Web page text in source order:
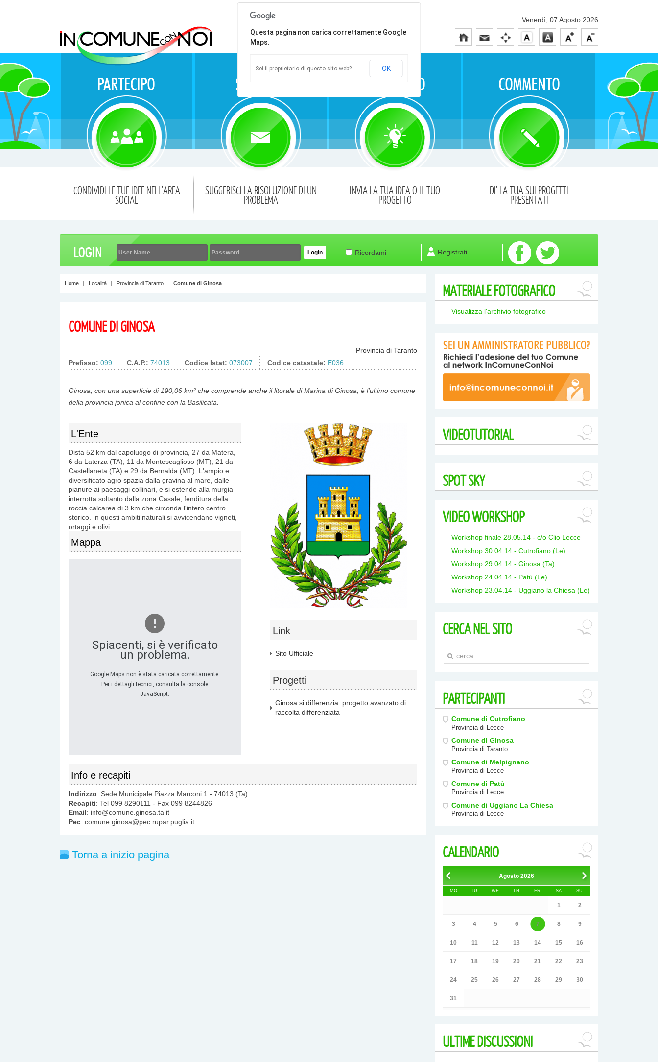
Venerdì, 07 Agosto 2026
CONDIVIDI LE TUE IDEE NELL'AREA
SOCIAL
SUGGERISCI LA RISOLUZIONE DI UN
PROBLEMA
INVIA LA TUA IDEA O IL TUO
PROGETTO
DI' LA TUA SUI PROGETTI
PRESENTATI
Login Ricordami Registrati
Home Località Provincia di Taranto Comune di Ginosa
COMUNE DI GINOSA
Provincia di Taranto
Prefisso: 099 C.A.P.: 74013 Codice Istat: 073007 Codice catastale: E036
Ginosa, con una superficie di 190,06 km² che comprende anche il litorale di Marina di Ginosa, è l'ultimo comune
della provincia jonica al confine con la Basilicata.
Link
Sito Ufficiale
Progetti
Ginosa si differenzia: progetto avanzato di
raccolta differenziata
L'Ente
Dista 52 km dal capoluogo di provincia, 27 da Matera,
6 da Laterza (TA), 11 da Montescaglioso (MT), 21 da
Castellaneta (TA) e 29 da Bernalda (MT). L'ampio e
diversificato agro spazia dalla gravina al mare, dalle
pianure ai paesaggi collinari, e si estende alla murgia
interrotta soltanto dalla zona Casale, fenditura della
roccia calcarea di 3 km che circonda l'intero centro
storico. In questi ambiti naturali si avvicendano vigneti,
ortaggi e olivi.
Mappa
Spiacenti, si è verificato
un problema.
Google Maps non è stata caricata correttamente.
Per i dettagli tecnici, consulta la console
JavaScript.
Questa pagina non carica correttamente Google
Maps.
Sei il proprietario di questo sito web? OK
Info e recapiti
Indirizzo: Sede Municipale Piazza Marconi 1 - 74013 (Ta)
Recapiti: Tel 099 8290111 - Fax 099 8244826
Email: info@comune.ginosa.ta.it
Pec: comune.ginosa@pec.rupar.puglia.it
Torna a inizio pagina
MATERIALEFOTOGRAFICO
Visualizza l'archivio fotografico
VIDEOTUTORIAL
SPOTSKY
VIDEOWORKSHOP
Workshop finale 28.05.14 - c/o Clio Lecce
Workshop 30.04.14 - Cutrofiano (Le)
Workshop 29.04.14 - Ginosa (Ta)
Workshop 24.04.14 - Patù (Le)
Workshop 23.04.14 - Uggiano la Chiesa (Le)
CERCANEL SITO
PARTECIPANTI
Comune di Cutrofiano
Provincia di Lecce
Comune di Ginosa
Provincia di Taranto
Comune di Melpignano
Provincia di Lecce
Comune di Patù
Provincia di Lecce
Comune di Uggiano La Chiesa
Provincia di Lecce
CALENDARIO
Agosto 2026
MO TU WE TH FR SA SU
1 2
3 4 5 6 7 8 9
10 11 12 13 14 15 16
17 18 19 20 21 22 23
24 25 26 27 28 29 30
31
ULTIMEDISCUSSIONI